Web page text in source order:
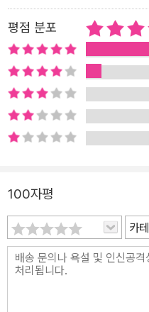
식을 체계적으로 전달하기 위해
스토리를 만드는 방식으로 제
만 아이들이 흥미를 가질 만한
들을 더해 내용을 더욱 풍성하게 꾸렸습니다.
증을 속 시원히 풀어 줘요! 아이
로 훌륭한 과학 주제가 됩니다.
실시해 초등학생에게 3,000개
형식으로 본문을 꾸몄습니다.
무엇이었을까요? 5. 재밌고 알찬 액티비티에 부록 스티커까지! 한 단
원이 마무리되면 앞에서 배운
비티를 풀어 볼 수 있어요. 점을
장의 다른 그림 찾기, 태양계
기 등 흥미진진한 놀이가 가득
평점 분포
100자평
카